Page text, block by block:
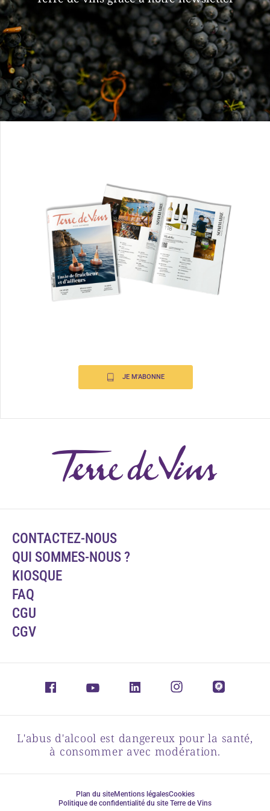
JE M'ABONNE
CONTACTEZ-NOUS
QUI SOMMES-NOUS ?
KIOSQUE
FAQ
CGU
CGV
L'abus d'alcool est dangereux pour la santé,
à consommer avec modération.
Plan du siteMentions légalesCookies
Politique de confidentialité du site Terre de Vins